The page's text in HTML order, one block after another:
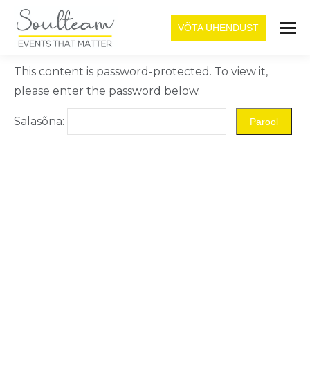
VÕTA ÜHENDUST
This content is password-protected. To view it,
please enter the password below.
Salasõna: